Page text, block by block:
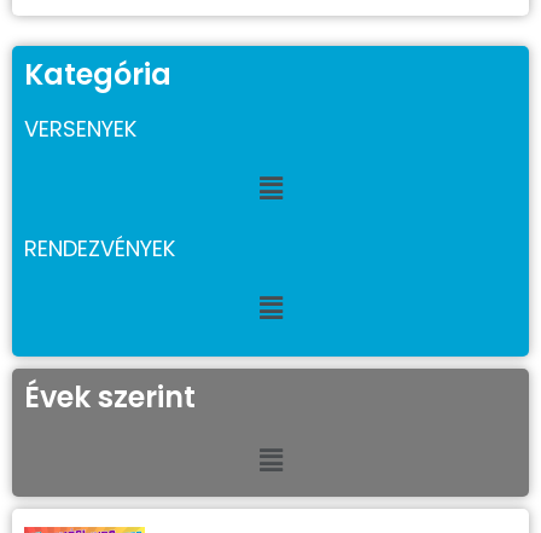
Kategória
VERSENYEK
RENDEZVÉNYEK
Évek szerint